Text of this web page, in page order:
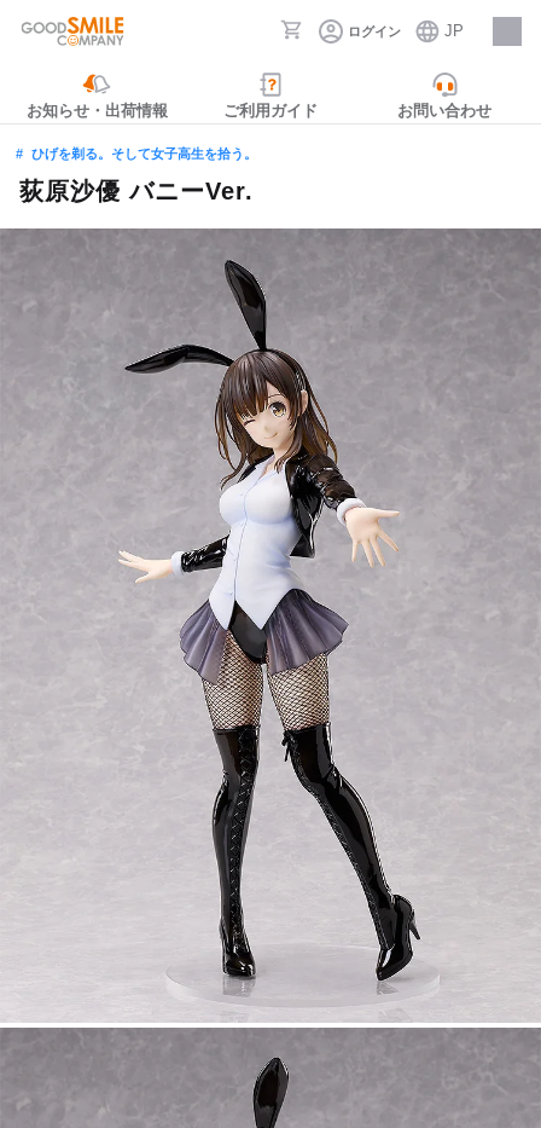
ログイン JP
採用情報
お知らせ・出荷情報 ご利用ガイド お問い合わせ
ひげを剃る。そして女子高生を拾う。
荻原沙優 バニーVer.